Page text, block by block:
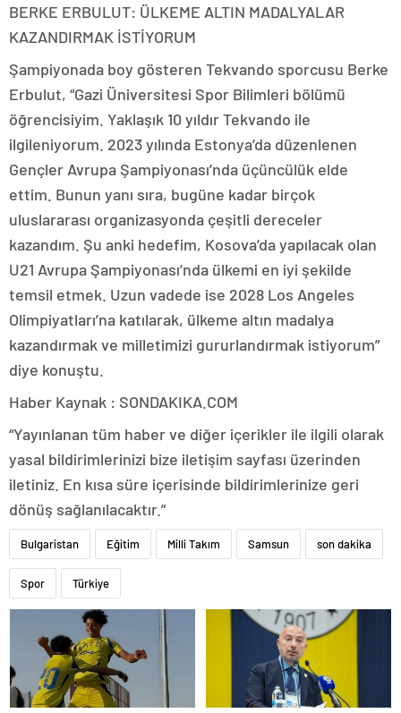
BERKE ERBULUT: ÜLKEME ALTIN MADALYALAR
KAZANDIRMAK İSTİYORUM
Şampiyonada boy gösteren Tekvando sporcusu Berke
Erbulut, “Gazi Üniversitesi Spor Bilimleri bölümü
öğrencisiyim. Yaklaşık 10 yıldır Tekvando ile
ilgileniyorum. 2023 yılında Estonya’da düzenlenen
Gençler Avrupa Şampiyonası’nda üçüncülük elde
ettim. Bunun yanı sıra, bugüne kadar birçok
uluslararası organizasyonda çeşitli dereceler
kazandım. Şu anki hedefim, Kosova’da yapılacak olan
U21 Avrupa Şampiyonası’nda ülkemi en iyi şekilde
temsil etmek. Uzun vadede ise 2028 Los Angeles
Olimpiyatları’na katılarak, ülkeme altın madalya
kazandırmak ve milletimizi gururlandırmak istiyorum”
diye konuştu.
Haber Kaynak : SONDAKIKA.COM
“Yayınlanan tüm haber ve diğer içerikler ile ilgili olarak
yasal bildirimlerinizi bize iletişim sayfası üzerinden
iletiniz. En kısa süre içerisinde bildirimlerinize geri
dönüş sağlanılacaktır.”
Bulgaristan Eğitim Milli Takım Samsun son dakika
Spor Türkiye